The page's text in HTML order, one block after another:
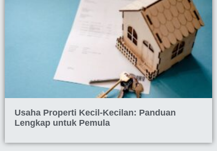
Usaha Properti Kecil-Kecilan: Panduan
Lengkap untuk Pemula